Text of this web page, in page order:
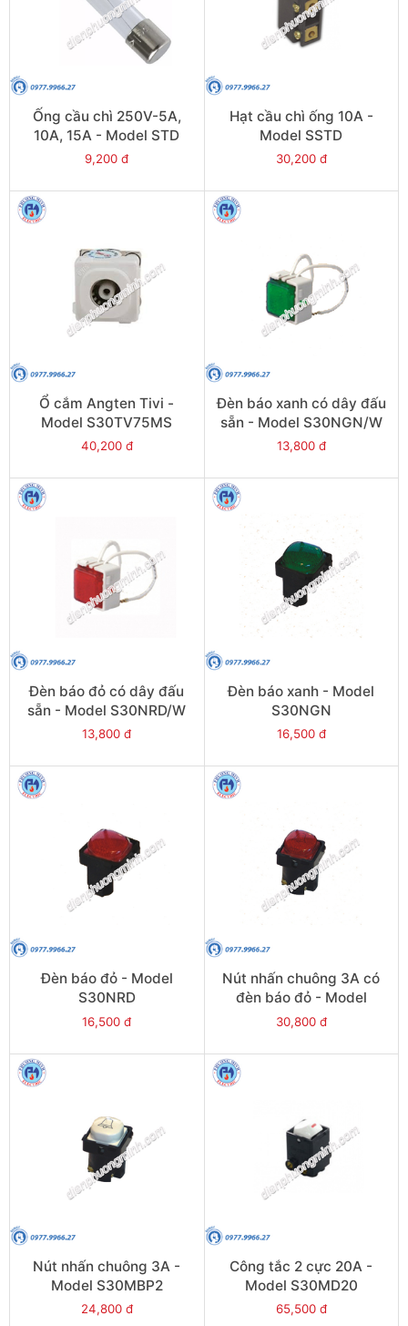
Ống cầu chì 250V-5A,
10A, 15A - Model STD
9,200 đ
Hạt cầu chì ống 10A -
Model SSTD
30,200 đ
Ổ cắm Angten Tivi -
Model S30TV75MS
40,200 đ
Đèn báo xanh có dây đấu
sẵn - Model S30NGN/W
13,800 đ
Đèn báo đỏ có dây đấu
sẵn - Model S30NRD/W
13,800 đ
Đèn báo xanh - Model
S30NGN
16,500 đ
Đèn báo đỏ - Model
S30NRD
16,500 đ
Nút nhấn chuông 3A có
đèn báo đỏ - Model
S30MBPN
30,800 đ
Nút nhấn chuông 3A -
Model S30MBP2
24,800 đ
Công tắc 2 cực 20A -
Model S30MD20
65,500 đ